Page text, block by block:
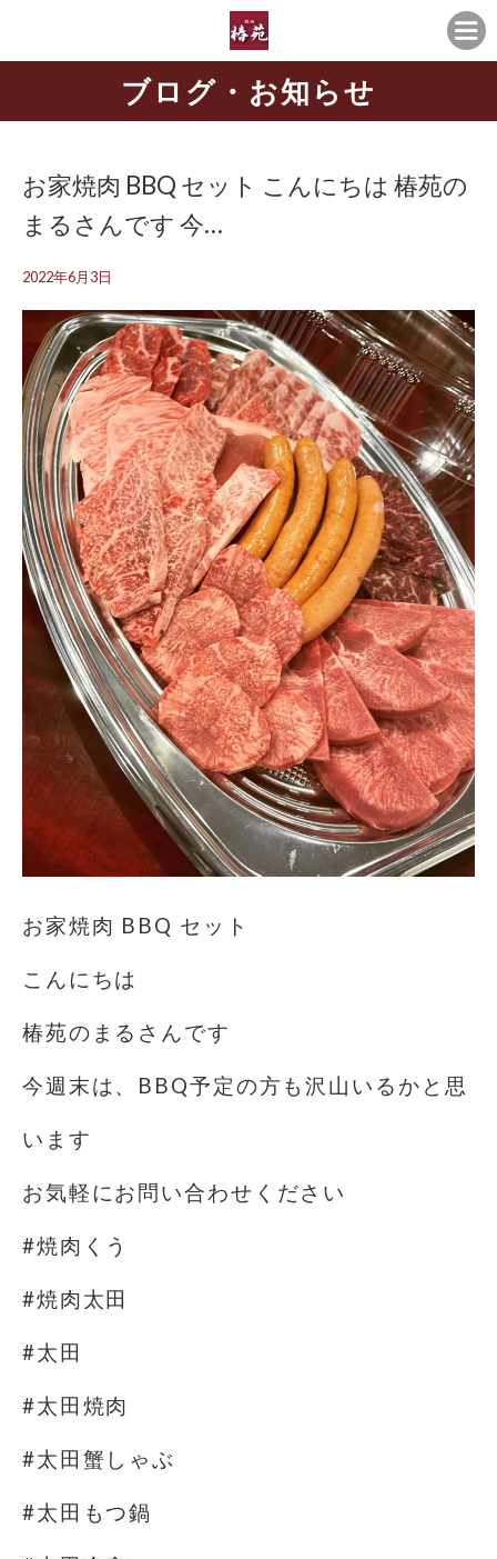
ブログ・お知らせ
お家焼肉 BBQ セット こんにちは 椿苑の
まるさんです 今…
2022年6月3日
お家焼肉 BBQ セット
こんにちは
椿苑のまるさんです
今週末は、BBQ予定の方も沢山いるかと思
います
お気軽にお問い合わせください
#焼肉くう
#焼肉太田
#太田
#太田焼肉
#太田蟹しゃぶ
#太田もつ鍋